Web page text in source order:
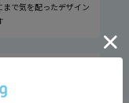
で気を配ったデザイン